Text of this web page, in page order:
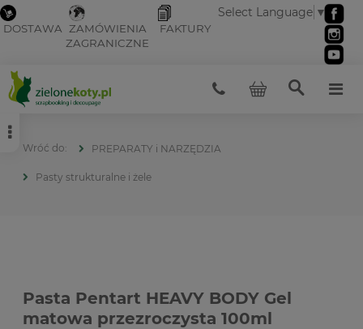
DOSTAWA ZAMÓWIENIA
ZAGRANICZNE
FAKTURY
Select Language ▼
PREPARATY i NARZĘDZIA
Pasty strukturalne i żele
Pasta Pentart HEAVY BODY Gel
matowa przezroczysta 100ml